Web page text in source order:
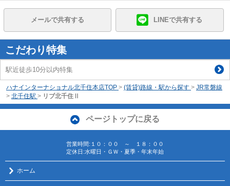
メールで共有する LINEで共有する
こだわり特集
駅近徒歩10分以内特集
ハナインターナショナル北千住本店TOP > (賃貸)路線・駅から探す > JR常磐線
> 北千住駅 > リブ北千住Ⅱ
ページトップに戻る
営業時間:１０：００ ～ １８：００
定休日:水曜日・ＧＷ・夏季・年末年始
ホーム